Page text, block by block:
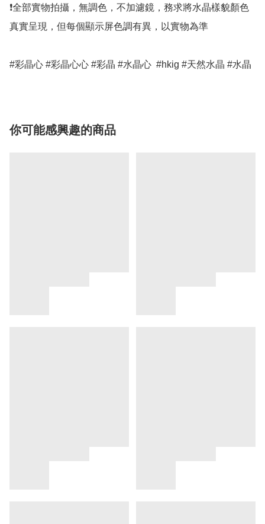
❗全部實物拍攝，無調色，不加濾鏡，務求將水晶樣貌顏色
真實呈現，但每個顯示屏色調有異，以實物為準
#彩晶心 #彩晶心心 #彩晶 #水晶心  #hkig #天然水晶 #水晶
你可能感興趣的商品